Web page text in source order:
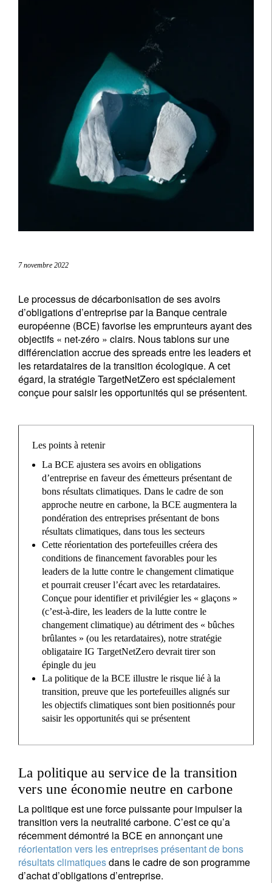
7 novembre 2022
Le processus de décarbonisation de ses avoirs
d’obligations d’entreprise par la Banque centrale
européenne (BCE) favorise les emprunteurs ayant des
objectifs « net-zéro » clairs. Nous tablons sur une
différenciation accrue des spreads entre les leaders et
les retardataires de la transition écologique. A cet
égard, la stratégie TargetNetZero est spécialement
conçue pour saisir les opportunités qui se présentent.
Les points à retenir
La BCE ajustera ses avoirs en obligations
d’entreprise en faveur des émetteurs présentant de
bons résultats climatiques. Dans le cadre de son
approche neutre en carbone, la BCE augmentera la
pondération des entreprises présentant de bons
résultats climatiques, dans tous les secteurs
Cette réorientation des portefeuilles créera des
conditions de financement favorables pour les
leaders de la lutte contre le changement climatique
et pourrait creuser l’écart avec les retardataires.
Conçue pour identifier et privilégier les « glaçons »
(c’est-à-dire, les leaders de la lutte contre le
changement climatique) au détriment des « bûches
brûlantes » (ou les retardataires), notre stratégie
obligataire IG TargetNetZero devrait tirer son
épingle du jeu
La politique de la BCE illustre le risque lié à la
transition, preuve que les portefeuilles alignés sur
les objectifs climatiques sont bien positionnés pour
saisir les opportunités qui se présentent
La politique au service de la transition
vers une économie neutre en carbone
La politique est une force puissante pour impulser la
transition vers la neutralité carbone. C’est ce qu’a
récemment démontré la BCE en annonçant une
réorientation vers les entreprises présentant de bons
résultats climatiquesdans le cadre de son programme
d’achat d’obligations d’entreprise.